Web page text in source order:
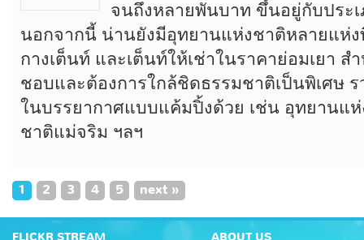
จนถึงหลายพันบาท ขึ้นอยู่กับประ
นอกจากนี้ น่านยังมีอุทยานแห่งชาติหลายแห่
กางเต็นท์ และเต็นท์ให้เช่าในราคาย่อมเยา
ชอบและต้องการใกล้ชิดธรรมชาติเป็นพิเศษ
ในบรรยากาศแบบแค้มปิ้งด้วย เช่น อุทยานแ
ชาติแม่จริม ฯลฯ
1 2 3 4 5 next »